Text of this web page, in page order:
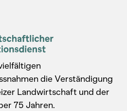
die Verständigung
Landwirtschaft und der
75 Jahren.